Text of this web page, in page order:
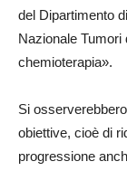
del Dipartimento
Nazionale Tumori
chemioterapia».
Si
obiettive, cioè di
progressione